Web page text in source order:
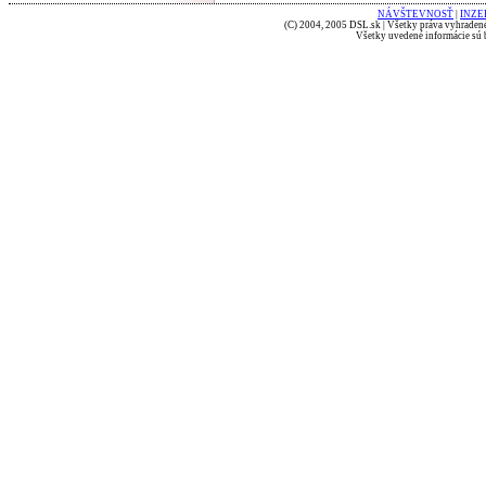
NÁVŠTEVNOSŤ
(C) 2004, 2005 DSL.sk | Všetky práva
Všetky uvedené informácie sú